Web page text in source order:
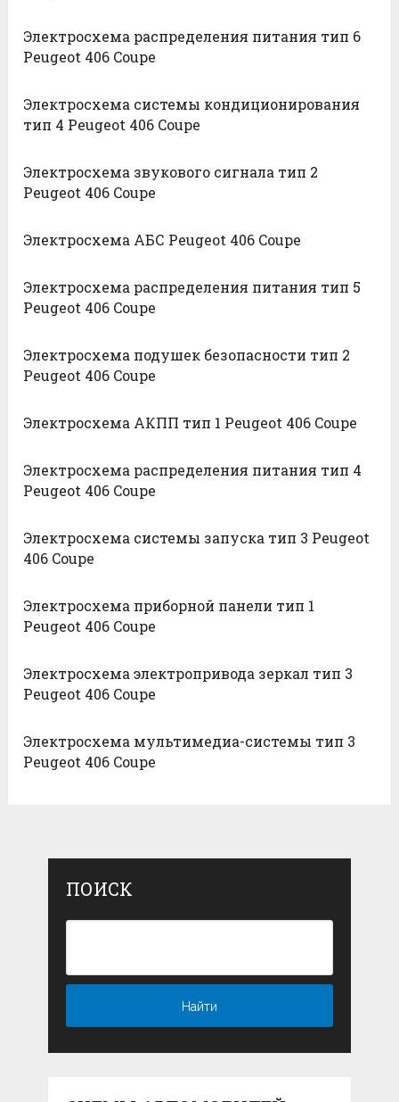
Электросхема распределения питания тип 6
Peugeot 406 Coupe
Электросхема системы кондиционирования
тип 4 Peugeot 406 Coupe
Электросхема звукового сигнала тип 2
Peugeot 406 Coupe
Электросхема АБС Peugeot 406 Coupe
Электросхема распределения питания тип 5
Peugeot 406 Coupe
Электросхема подушек безопасности тип 2
Peugeot 406 Coupe
Электросхема АКПП тип 1 Peugeot 406 Coupe
Электросхема распределения питания тип 4
Peugeot 406 Coupe
Электросхема системы запуска тип 3 Peugeot
406 Coupe
Электросхема приборной панели тип 1
Peugeot 406 Coupe
Электросхема электропривода зеркал тип 3
Peugeot 406 Coupe
Электросхема мультимедиа-системы тип 3
Peugeot 406 Coupe
ПОИСК